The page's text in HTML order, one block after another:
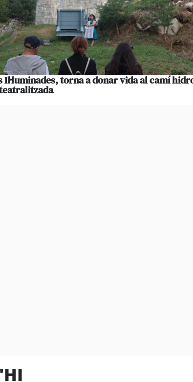
Il·luminades, torna a donar vida al camí